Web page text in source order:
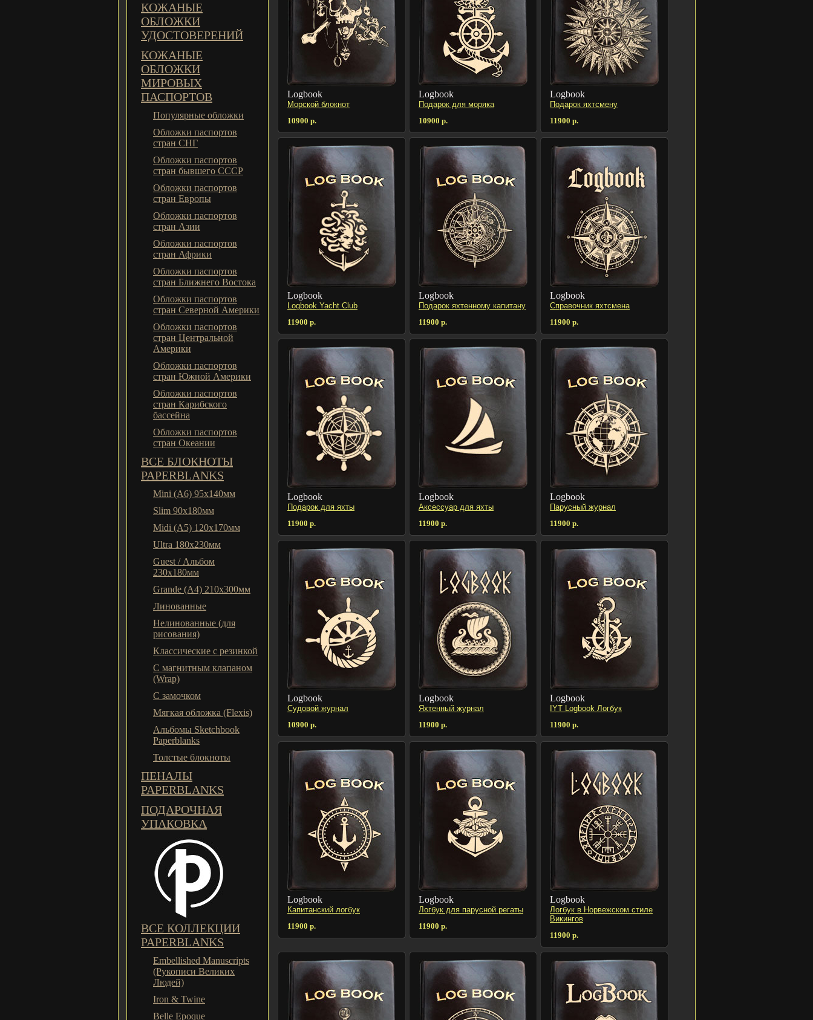
КОЖАНЫЕ
ОБЛОЖКИ
УДОСТОВЕРЕНИЙ
КОЖАНЫЕ
ОБЛОЖКИ
МИРОВЫХ
ПАСПОРТОВ
Популярные обложки
Обложки паспортов
стран СНГ
Обложки паспортов
стран бывшего СССР
Обложки паспортов
стран Европы
Обложки паспортов
стран Азии
Обложки паспортов
стран Африки
Обложки паспортов
стран Ближнего Востока
Обложки паспортов
стран Северной Америки
Обложки паспортов
стран Центральной
Америки
Обложки паспортов
стран Южной Америки
Обложки паспортов
стран Карибского
бассейна
Обложки паспортов
стран Океании
ВСЕ БЛОКНОТЫ
PAPERBLANKS
Mini (A6) 95х140мм
Slim 90x180мм
Midi (A5) 120х170мм
Ultra 180x230мм
Guest / Альбом
230x180мм
Grande (A4) 210x300мм
Линованные
Нелинованные (для
рисования)
Классические с резинкой
С магнитным клапаном
(Wrap)
С замочком
Мягкая обложка (Flexis)
Альбомы Sketchbook
Paperblanks
Толстые блокноты
ПЕНАЛЫ
PAPERBLANKS
ПОДАРОЧНАЯ
УПАКОВКА
ВСЕ КОЛЛЕКЦИИ
PAPERBLANKS
Embellished Manuscripts
(Рукописи Великих
Людей)
Iron & Twine
Belle Epoque
Logbook
Морской блокнот
10900 р.
Logbook
Подарок для моряка
10900 р.
Logbook
Подарок яхтсмену
11900 р.
Logbook
Logbook Yacht Club
11900 р.
Logbook
Подарок яхтенному капитану
11900 р.
Logbook
Cправочник яхтсмена
11900 р.
Logbook
Подарок для яхты
11900 р.
Logbook
Аксессуар для яхты
11900 р.
Logbook
Парусный журнал
11900 р.
Logbook
Судовой журнал
10900 р.
Logbook
Яхтенный журнал
11900 р.
Logbook
IYT Logbook Логбук
11900 р.
Logbook
Капитанский логбук
11900 р.
Logbook
Логбук для парусной регаты
11900 р.
Logbook
Логбук в Норвежском стиле
Викингов
11900 р.